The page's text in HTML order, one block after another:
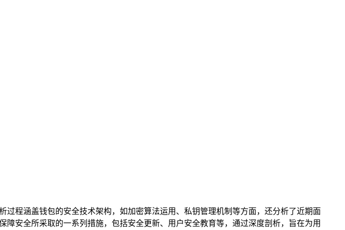
程涵盖钱包的安全技术架构，如加密算法运用、私钥管理机制等方面，还分析了近期面
安全所采取的一系列措施，包括安全更新、用户安全教育等，通过深度剖析，旨在为用